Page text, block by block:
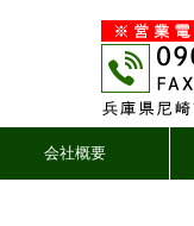
会社概要